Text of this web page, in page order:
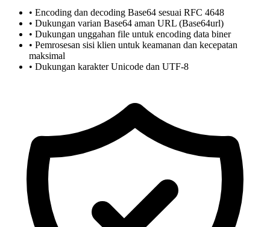
• Encoding dan decoding Base64 sesuai RFC 4648
• Dukungan varian Base64 aman URL (Base64url)
• Dukungan unggahan file untuk encoding data biner
• Pemrosesan sisi klien untuk keamanan dan kecepatan
maksimal
• Dukungan karakter Unicode dan UTF-8